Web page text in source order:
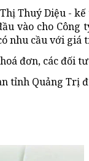
Thuý Diệu -
vào cho
nhu cầu với
đơn, các đối
tỉnh Quảng